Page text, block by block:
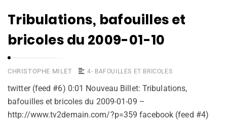
Tribulations, bafouilles et
bricoles du 2009-01-10
CHRISTOPHE MILET 4- BAFOUILLES ET BRICOLES
twitter (feed #6) 0:01 Nouveau Billet: Tribulations,
bafouilles et bricoles du 2009-01-09 –
http://www.tv2demain.com/?p=359 facebook (feed #4)